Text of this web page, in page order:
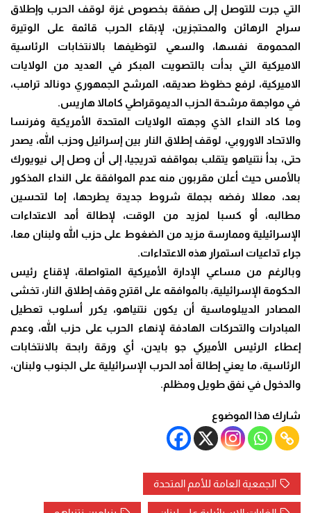
التي جرت للتوصل إلى صفقة بخصوص غزة لوقف الحرب وإطلاق
سراح الرهائن والمحتجزين، لإبقاء الحرب قائمة على الوتيرة
المحمومة نفسها، والسعي لتوظيفها بالانتخابات الرئاسية
الاميركية التي بدأت بالتصويت المبكر في العديد من الولايات
الاميركية، لرفع حظوظ صديقه، المرشح الجمهوري دونالد ترامب،
في مواجهة مرشحة الحزب الديموقراطي كامالا هاريس.
وما كاد النداء الذي وجهته الولايات المتحدة الأمريكية وفرنسا
والاتحاد الاوروبي، لوقف إطلاق النار بين إسرائيل وحزب الله، يصدر
حتى، بدأ نتنياهو يتقلب بمواقفه تدريجيا، إلى أن وصل إلى نيويورك
بالأمس حيث أعلن مقربون منه عدم الموافقة على النداء المذكور
بعد، معللا رفضه بجملة شروط جديدة يطرحها، إما لتحسين
مطالبه، أو كسبا لمزيد من الوقت، لإطالة أمد الاعتداءات
الإسرائيلية وممارسة مزيد من الضغوط على حزب الله ولبنان معا،
جراء تداعيات استمرار هذه الاعتداءات.
وبالرغم من مساعي الإدارة الأميركية المتواصلة، لإقناع رئيس
الحكومة الإسرائيلية، بالموافقه على اقترح وقف إطلاق النار، تخشى
المصادر الديبلوماسية أن يكون نتنياهو، يكرر أسلوب تعطيل
المبادرات والتحركات الهادفة لإنهاء الحرب على حزب الله، وعدم
إعطاء الرئيس الأميركي جو بايدن، أي ورقة رابحة بالانتخابات
الرئاسية، ما يعني إطالة أمد الحرب الإسرائيلية على الجنوب ولبنان،
والدخول في نفق طويل ومظلم.
شارك هذا الموضوع
الجمعية العامة للأمم المتحدة